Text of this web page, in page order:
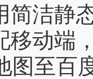
简洁静
移动端
图至百